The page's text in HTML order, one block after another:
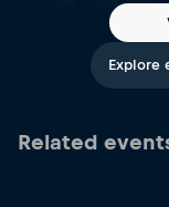
Explore
Related